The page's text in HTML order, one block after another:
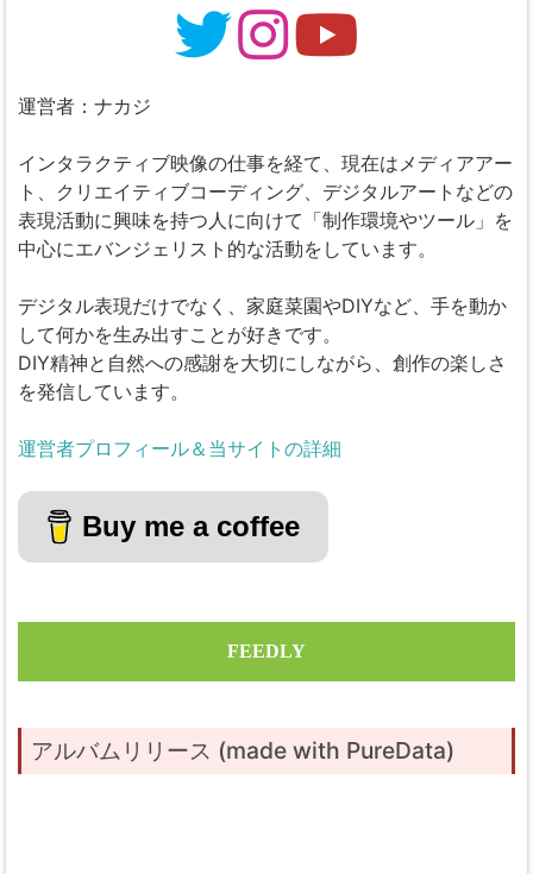
運営者：ナカジ
インタラクティブ映像の仕事を経て、現在はメディアアー
ト、クリエイティブコーディング、デジタルアートなどの
表現活動に興味を持つ人に向けて「制作環境やツール」を
中心にエバンジェリスト的な活動をしています。
デジタル表現だけでなく、家庭菜園やDIYなど、手を動か
して何かを生み出すことが好きです。
DIY精神と自然への感謝を大切にしながら、創作の楽しさ
を発信しています。
運営者プロフィール＆当サイトの詳細
Buy me a coffee
FEEDLY
アルバムリリース (made with PureData)